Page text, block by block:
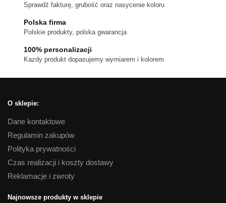
Sprawdź fakturę, grubość oraz nasycenie koloru
Polska firma
Polskie produkty, polska gwarancja
100% personalizacji
Kazdy produkt dopasujemy wymiarem i kolorem
O sklepie:
Dane kontaktowe
Regulamin zakupów
Polityka prywatności
Czas realizacji i koszty dostawy
Reklamacje i zwroty
Najnowsze produkty w sklepie